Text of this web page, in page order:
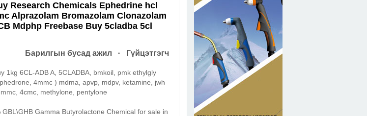
Research Chemicals Ephedrine hcl
Alprazolam Bromazolam Clonazolam
Mdphp Freebase Buy 5cladba 5cl
Барилгын бусад ажил · Гүйцэтгэгч
1kg 6CL-ADB A, 5CLADBA, bmkoil, pmk ethylgly
4mmc ) mdma, apvp, mdpv, ketamine, jwh
4cmc, methylone, pentylone
Gamma Butyrolactone Chemical for sale in